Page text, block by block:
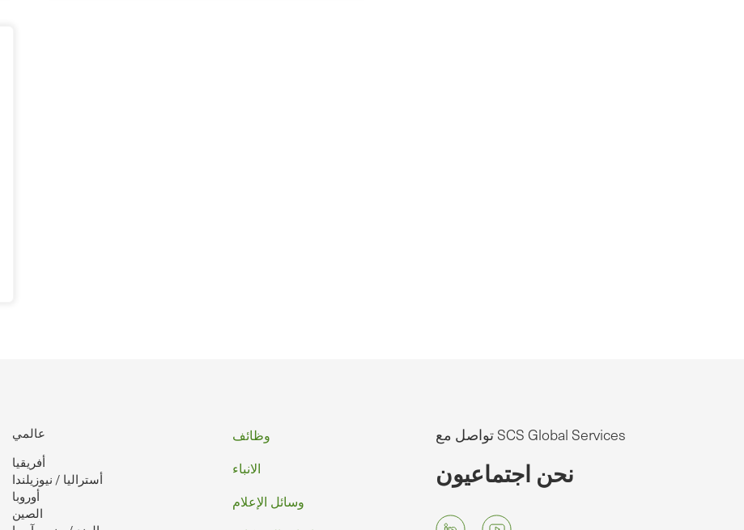
عالمي
أفريقيا
أستراليا / نيوزيلندا
أوروبا
الصين
تذييل
الصفحه
وظائف
الانباء
وسائل الإعلام
تواصل مع SCS Global Services
نحن اجتماعيون